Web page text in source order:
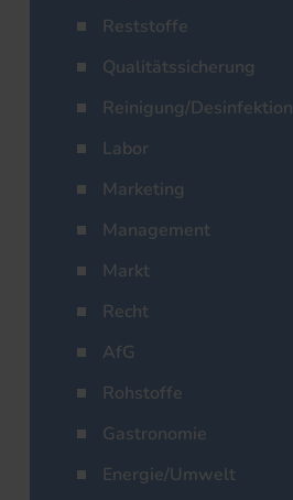
Reststoffe
Qualitätssicherung
Reinigung/Desinfektion
Labor
Marketing
Management
Markt
Recht
AfG
Rohstoffe
Gastronomie
Energie/Umwelt